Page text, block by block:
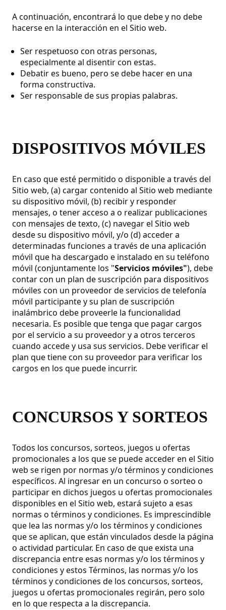
A continuación, encontrará lo que debe y no debe
hacerse en la interacción en el Sitio web.
Ser respetuoso con otras personas,
especialmente al disentir con estas.
Debatir es bueno, pero se debe hacer en una
forma constructiva.
Ser responsable de sus propias palabras.
DISPOSITIVOS MÓVILES
En caso que esté permitido o disponible a través del
Sitio web, (a) cargar contenido al Sitio web mediante
su dispositivo móvil, (b) recibir y responder
mensajes, o tener acceso a o realizar publicaciones
con mensajes de texto, (c) navegar el Sitio web
desde su dispositivo móvil, y/o (d) acceder a
determinadas funciones a través de una aplicación
móvil que ha descargado e instalado en su teléfono
móvil (conjuntamente los "Servicios móviles"), debe
contar con un plan de suscripción para dispositivos
móviles con un proveedor de servicios de telefonía
móvil participante y su plan de suscripción
inalámbrico debe proveerle la funcionalidad
necesaria. Es posible que tenga que pagar cargos
por el servicio a su proveedor y a otros terceros
cuando accede y usa sus servicios. Debe verificar el
plan que tiene con su proveedor para verificar los
cargos en los que puede incurrir.
CONCURSOS Y SORTEOS
Todos los concursos, sorteos, juegos u ofertas
promocionales a los que se puede acceder en el Sitio
web se rigen por normas y/o términos y condiciones
específicos. Al ingresar en un concurso o sorteo o
participar en dichos juegos u ofertas promocionales
disponibles en el Sitio web, estará sujeto a esas
normas o términos y condiciones. Es imprescindible
que lea las normas y/o los términos y condiciones
que se aplican, que están vinculados desde la página
o actividad particular. En caso de que exista una
discrepancia entre esas normas y/o los términos y
condiciones y estos Términos, las normas y/o los
términos y condiciones de los concursos, sorteos,
juegos u ofertas promocionales regirán, pero solo
en lo que respecta a la discrepancia.